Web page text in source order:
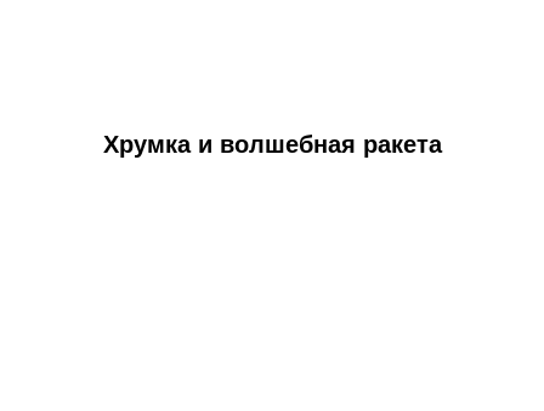
Хрумка и волшебная ракета